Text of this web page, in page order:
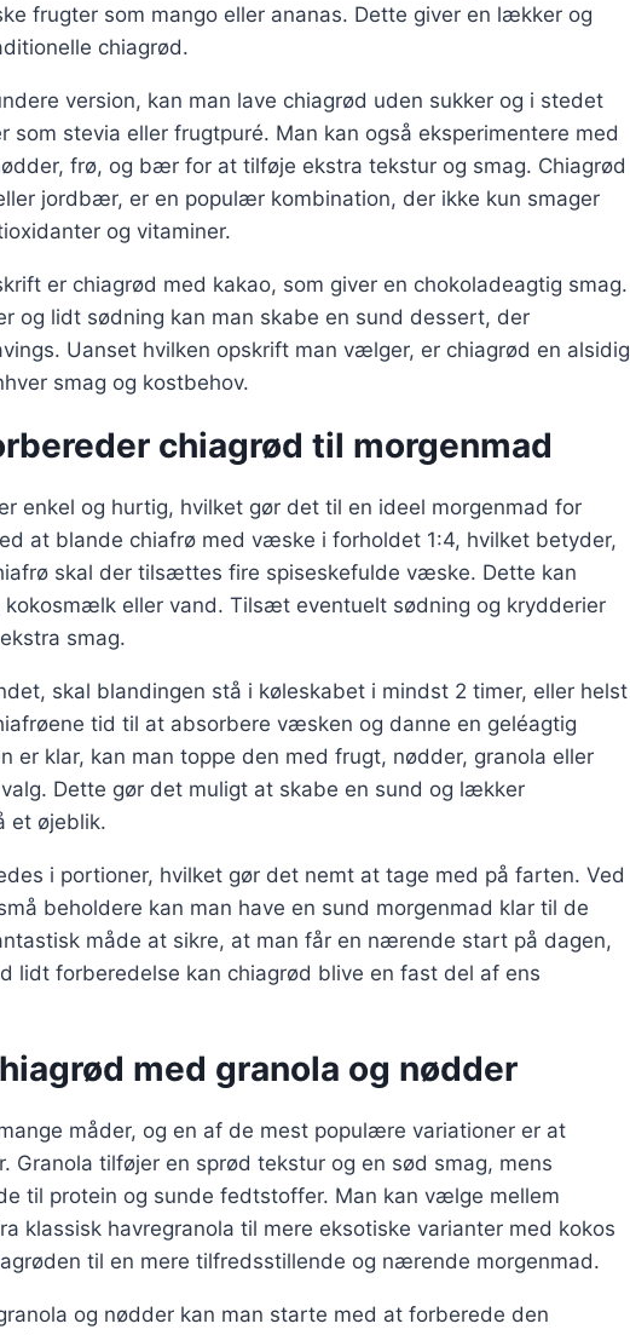
frugter som mango eller ananas. Dette giver en lækker og
chiagrød.
version, kan man lave chiagrød uden sukker og i stedet
som stevia eller frugtpuré. Man kan også eksperimentere med
frø, og bær for at tilføje ekstra tekstur og smag. Chiagrød
jordbær, er en populær kombination, der ikke kun smager
og vitaminer.
er chiagrød med kakao, som giver en chokoladeagtig smag.
og lidt sødning kan man skabe en sund dessert, der
Uanset hvilken opskrift man vælger, er chiagrød en alsidig
smag og kostbehov.
chiagrød til morgenmad
enkel og hurtig, hvilket gør det til en ideel morgenmad for
at blande chiafrø med væske i forholdet 1:4, hvilket betyder,
skal der tilsættes fire spiseskefulde væske. Dette kan
eller vand. Tilsæt eventuelt sødning og krydderier
smag.
skal blandingen stå i køleskabet i mindst 2 timer, eller helst
tid til at absorbere væsken og danne en geléagtig
er klar, kan man toppe den med frugt, nødder, granola eller
Dette gør det muligt at skabe en sund og lækker
et øjeblik.
i portioner, hvilket gør det nemt at tage med på farten. Ved
beholdere kan man have en sund morgenmad klar til de
måde at sikre, at man får en nærende start på dagen,
lidt forberedelse kan chiagrød blive en fast del af ens
med granola og nødder
måder, og en af de mest populære variationer er at
Granola tilføjer en sprød tekstur og en sød smag, mens
til protein og sunde fedtstoffer. Man kan vælge mellem
klassisk havregranola til mere eksotiske varianter med kokos
til en mere tilfredsstillende og nærende morgenmad.
og nødder kan man starte med at forberede den